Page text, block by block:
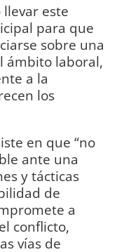
este
para que
sobre una
ámbito laboral,
a la
los
en que “no
ante una
y tácticas
de
a
conflicto,
vías de